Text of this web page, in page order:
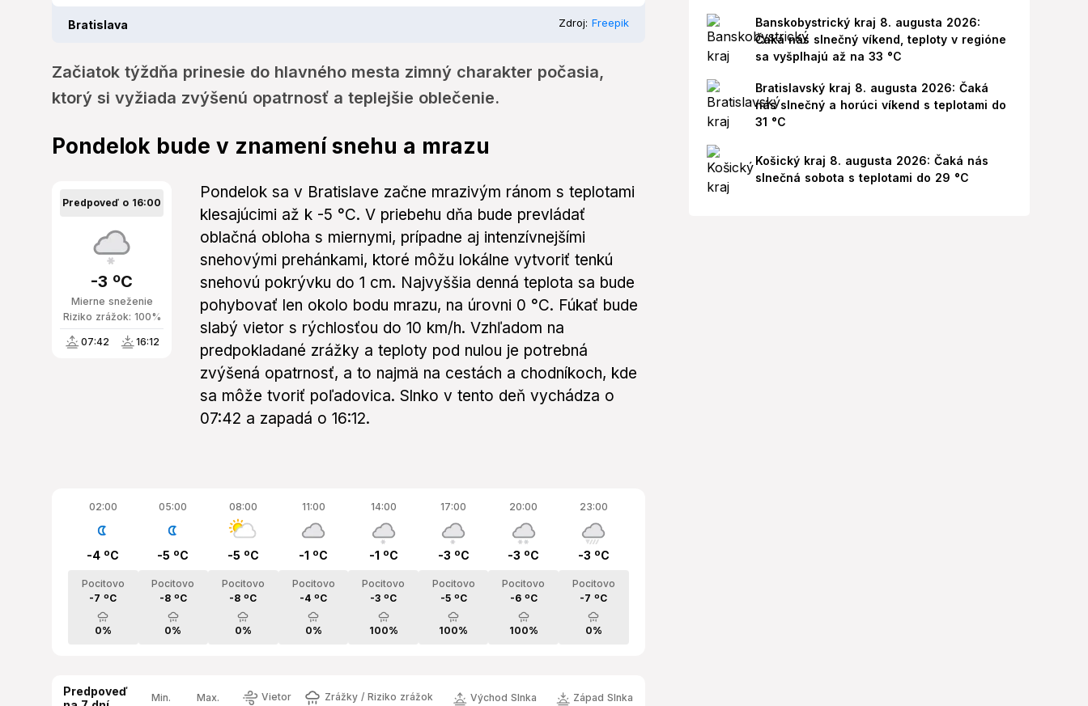
Bratislava Zdroj: Freepik
Začiatok týždňa prinesie do hlavného mesta zimný charakter počasia,
ktorý si vyžiada zvýšenú opatrnosť a teplejšie oblečenie.
Pondelok bude v znamení snehu a mrazu
Predpoveď o 16:00
Mierne sneženie
-3 ºC
Riziko zrážok: 100%
07:42 16:12
Pondelok sa v Bratislave začne mrazivým ránom s teplotami
klesajúcimi až k -5 °C. V priebehu dňa bude prevládať
oblačná obloha s miernymi, prípadne aj intenzívnejšími
snehovými prehánkami, ktoré môžu lokálne vytvoriť tenkú
snehovú pokrývku do 1 cm. Najvyššia denná teplota sa bude
pohybovať len okolo bodu mrazu, na úrovni 0 °C. Fúkať bude
slabý vietor s rýchlosťou do 10 km/h. Vzhľadom na
predpokladané zrážky a teploty pod nulou je potrebná
zvýšená opatrnosť, a to najmä na cestách a chodníkoch, kde
sa môže tvoriť poľadovica. Slnko v tento deň vychádza o
07:42 a zapadá o 16:12.
02:00
-4 ºC
Pocitovo
-7 ºC
0%
05:00
-5 ºC
Pocitovo
-8 ºC
0%
08:00
-5 ºC
Pocitovo
-8 ºC
0%
11:00
-1 ºC
Pocitovo
-4 ºC
0%
14:00
-1 ºC
Pocitovo
-3 ºC
100%
17:00
-3 ºC
Pocitovo
-5 ºC
100%
20:00
-3 ºC
Pocitovo
-6 ºC
100%
23:00
-3 ºC
Pocitovo
-7 ºC
0%
Predpoveď
Min. Max. Vietor Zrážky / Riziko zrážok Východ Slnka Západ Slnka
Banskobystrický kraj 8. augusta 2026:
Čaká nás slnečný víkend, teploty v regióne
sa vyšplhajú až na 33 °C
Bratislavský kraj 8. augusta 2026: Čaká
nás slnečný a horúci víkend s teplotami do
31 °C
Košický kraj 8. augusta 2026: Čaká nás
slnečná sobota s teplotami do 29 °C